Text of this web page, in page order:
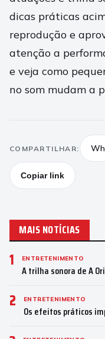
dicas práticas
reprodução e
atenção a
e veja como
no som mudam a
COMPARTILHAR:
Copiar link
MAIS NOTÍCIAS
1 ENTRETENIMENTO
A trilha sonora de A
2 ENTRETENIMENTO
Os efeitos práticos